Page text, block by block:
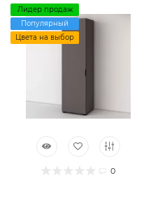
Лидер продаж
Популярный
Цвета на выбор
0